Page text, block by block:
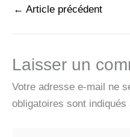
← Article précédent
Laisser un
Votre adresse e-mail ne
obligatoires sont indiqués